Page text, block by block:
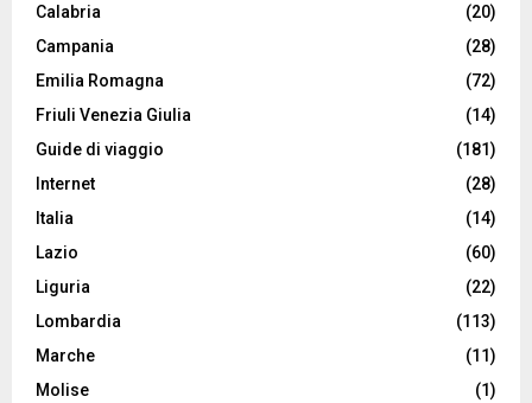
Calabria
(20)
Campania
(28)
Emilia Romagna
(72)
Friuli Venezia Giulia
(14)
Guide di viaggio
(181)
Internet
(28)
Italia
(14)
Lazio
(60)
Liguria
(22)
Lombardia
(113)
Marche
(11)
Molise
(1)